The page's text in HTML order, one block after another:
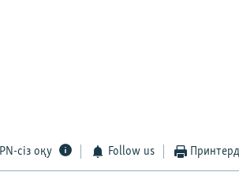
сіз оқу Follow us